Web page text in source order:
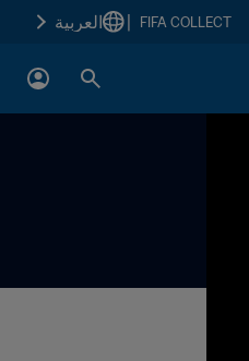
FIFA COLLECT العربية